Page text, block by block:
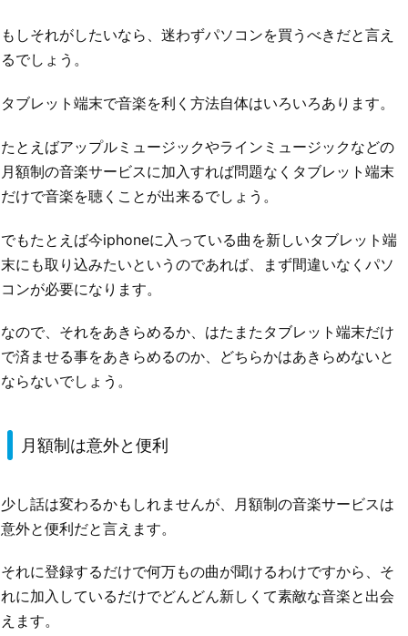
もしそれがしたいなら、迷わずパソコンを買うべきだと言え
るでしょう。
タブレット端末で音楽を利く方法自体はいろいろあります。
たとえばアップルミュージックやラインミュージックなどの
月額制の音楽サービスに加入すれば問題なくタブレット端末
だけで音楽を聴くことが出来るでしょう。
でもたとえば今iphoneに入っている曲を新しいタブレット端
末にも取り込みたいというのであれば、まず間違いなくパソ
コンが必要になります。
なので、それをあきらめるか、はたまたタブレット端末だけ
で済ませる事をあきらめるのか、どちらかはあきらめないと
ならないでしょう。
月額制は意外と便利
少し話は変わるかもしれませんが、月額制の音楽サービスは
意外と便利だと言えます。
それに登録するだけで何万もの曲が聞けるわけですから、そ
れに加入しているだけでどんどん新しくて素敵な音楽と出会
えます。